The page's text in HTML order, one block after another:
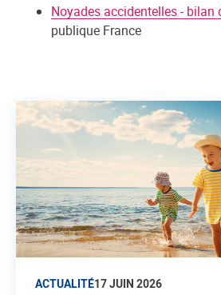
Noyades accidentelles - bilan
publique France
ACTUALITÉ17 JUIN 2026